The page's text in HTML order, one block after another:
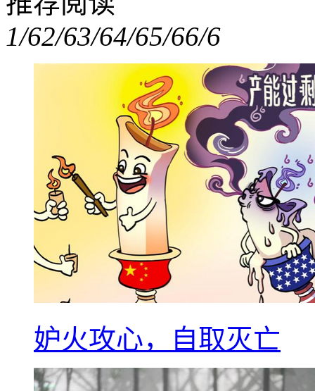
1/62/63/64/65/66/6
妒火攻心，自取灭亡